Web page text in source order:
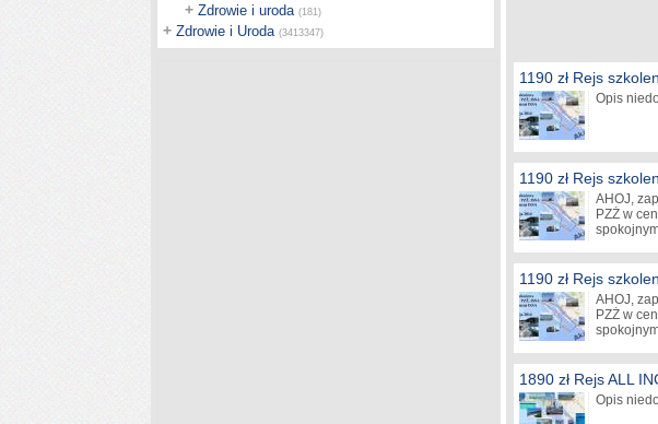
+ Zdrowie i uroda (181)
+ Zdrowie i Uroda (3413347)
1190 zł Rejs
Opis
1190 zł Rejs
AHOJ,
PZŻ w
1190 zł Rejs
AHOJ,
PZŻ w
1890 zł Rejs ALL
Opis